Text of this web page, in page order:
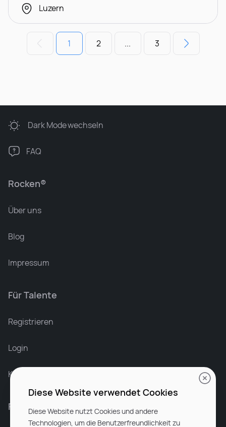
Luzern
1 2 ... 3
Rocken®
Über uns
Blog
Impressum
Für Talente
Registrieren
Login
Karriere bei Rocken
Für Unternehmen
Dark Modewechseln
FAQ
Diese Website verwendet Cookies
Diese Website nutzt Cookies und andere
Technologien, um die Benutzerfreundlichkeit zu